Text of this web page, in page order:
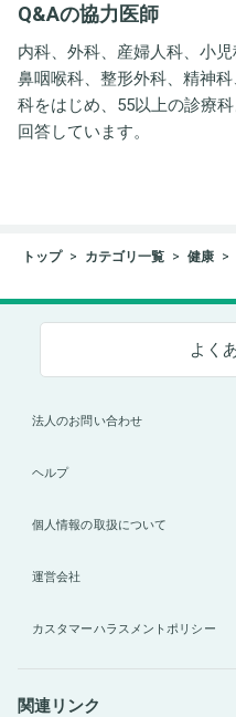
Q&Aの協力医師
内科、外科、産婦人科、小
鼻咽喉科、整形外科、精神
科をはじめ、55以上の診療
回答しています。
トップ カテゴリ一覧 健康
よく
法人のお問い合わせ
ヘルプ
個人情報の取扱について
運営会社
カスタマーハラスメントポリシー
関連リンク